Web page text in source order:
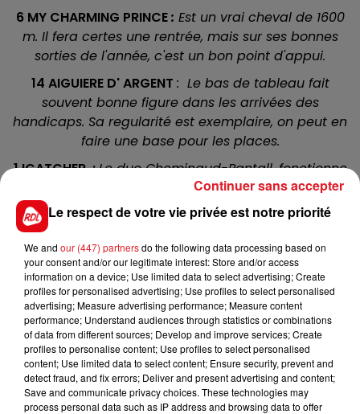
6 MY CHARMING PRINCE: Est un vrai cheval de 1600
m. Il fera certes une rentrée, mais sur ses bonnes
sorties de l'année, c'est un bon point d'appui.
14 AIGUIERE D' ARGENT : Le bas de tableau fait
souvent bonne figure dans les arrivées des
handicaps. Sa regularité est exemplaire, on peut en
faire une base pour les places.
1 ICATCHER :Le duo Cheminaud-Pantall, fonctionne
bien en ce moment, ici son poids ne sera pas un
cadeau. Mais quand la forme est là..
4 ELUSIVE FOOT
handicap le 19/07 à Chantilly. Il a la pointure de ses
lots, c'est une possible révélation.
2 CHILL CHAINING :7 éme de la course référence de
Nantes, il a ensuite progressé en prenant une 5 éme
place dans un quinté. Une place qu'il peut prétendre
aujourd'hui.
Le respect de votre vie privée est notre priorité
We and our (447) partnersdo the following data processing based on
your consent and/or our legitimate interest: Store and/or access
information on a device; Use limited data to select advertising; Create
profiles for personalised advertising; Use profiles to select personalised
advertising; Measure advertising performance; Measure content
performance; Understand audiences through statistics or combinations
of data from different sources; Develop and improve services; Create
profiles to personalise content; Use profiles to select personalised
content; Use limited data to select content; Ensure security, prevent and
detect fraud, and fix errors; Deliver and present advertising and content;
Save and communicate privacy choices. These technologies may
process personal data such as IP address and browsing data to offer
Continuer sans accepter